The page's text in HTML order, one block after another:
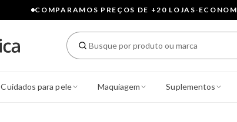
COMPARAMOS PREÇOS DE +20 LOJAS·
Cuidados para pele Maquiagem Suplementos